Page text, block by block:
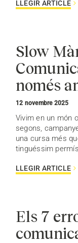
LLEGIR ARTICLE
Slow
només
12 novembre 2025
Vivim en un món
segons,
una cursa més
tinguéssim
LLEGIR ARTICLE
Els 7